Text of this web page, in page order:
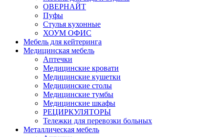
ОВЕРНАЙТ
Пуфы
Стулья кухонные
ХОУМ ОФИС
Мебель для кейтеринга
Медицинская мебель
Аптечки
Медицинские кровати
Медицинские кушетки
Медицинские столы
Медицинские тумбы
Медицинские шкафы
РЕЦИРКУЛЯТОРЫ
Тележки для перевозки больных
Металлическая мебель